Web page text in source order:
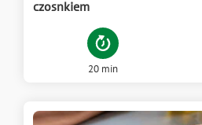
czosnkiem
20 min